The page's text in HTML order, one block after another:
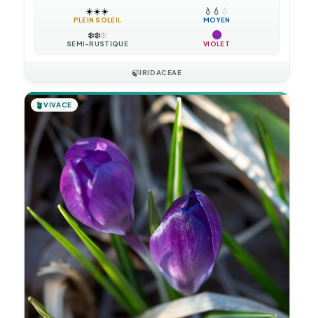
☀️☀️☀️
PLEIN SOLEIL
💧 💧 💧
MOYEN
❄️❄️❄️
SEMI-RUSTIQUE VIOLET
🍃IRIDACEAE
🪴VIVACE